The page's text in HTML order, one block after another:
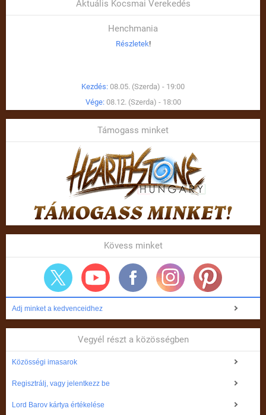
Aktuális Kocsmai Verekedés
Henchmania
Részletek!
Kezdés: 08.05. (Szerda) - 19:00
Vége: 08.12. (Szerda) - 18:00
Támogass minket
Kövess minket
Adj minket a kedvenceidhez
Vegyél részt a közösségben
Közösségi imasarok
Regisztrálj, vagy jelentkezz be
Lord Barov kártya értékelése